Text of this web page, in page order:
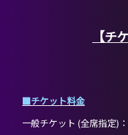
【チ
■チケット料金
一般チケット (全席指定)